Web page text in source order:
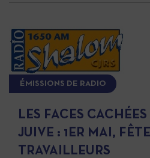
ÉMISSIONS DE RADIO
LES FACES
JUIVE : 1ER MAI,
TRAVAILLEURS